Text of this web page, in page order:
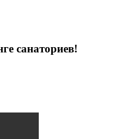
санаториев!